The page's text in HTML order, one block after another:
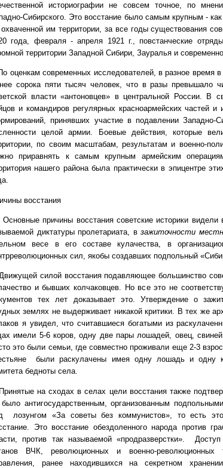
историографии не совсем точное, по
Сибирского. Это восстание было самым крупным - как
им территории, за все годы существования
года, февраля - апреля 1921 г., повстанческие
территории Западной Сибири, Зауралья и
оценкам современных исследователей, в разное время
сорока пяти тысяч человек, что в разы превышало
власти «антоновцев» в центральной России. В
и командиров регулярных красноармейских частей и
принявших участие в подавлении Западно-
целой армии. Боевые действия, которые
по своим масштабам, результатам и военно-
приравнять к самым крупным армейским
нашего района была практически в эпицентре
восстания
Основные причины восстания советские историки видели
диктатуры пролетариата, взажиточности
весе в его составе кулачества, в
сил, якобы создавших подпольный
силой восстания подавляющее большинство
и бывших колчаковцев. Но все это не
тех лет доказывает это. Утверждение о
землях не выдерживает никакой критики. В тех же
я увидел, что считавшиеся богатыми из
имели 5-6 коров, одну две пары лошадей, овец,
это были семьи, где совместно проживали еще 2-3
были раскулачены имея одну лошадь и одну
бедноты села.
Принятые на сходах в селах цели восстания также
антигосударственным, организованным
лозунгом «За советы без коммунистов», то есть
Это восстание обездоленного народа против
против так называемой «продразверстки».
ВЧК, революционных и военно-революционных
ранее находившихся на секретном